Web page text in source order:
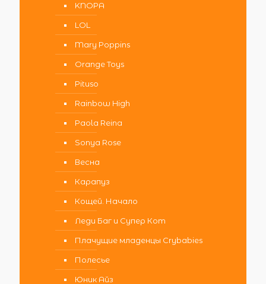
KNOPA
LOL
Mary Poppins
Orange Toys
Pituso
Rainbow High
Paola Reina
Sonya Rose
Весна
Карапуз
Кощей. Начало
Леди Баг и Супер Кот
Плачущие младенцы Crybabies
Полесье
Юник Айз